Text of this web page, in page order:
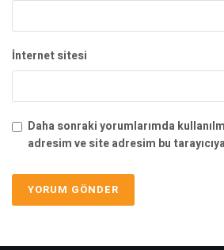
İnternet sitesi
Daha sonraki yorumlarımda
adresim ve site adresim bu